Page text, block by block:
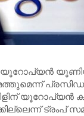
യൂറോപ്യൻ
യൂറോപ്യൻ
ട്രംപ്